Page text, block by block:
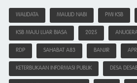
WALIDATA MAULID NABI PMI KSB
KSB MAJU LUAR BIASA 2025
RDP SAHABAT A83 BANJIR
KETERBUKAAN INFORMASI PUBLIK DESA